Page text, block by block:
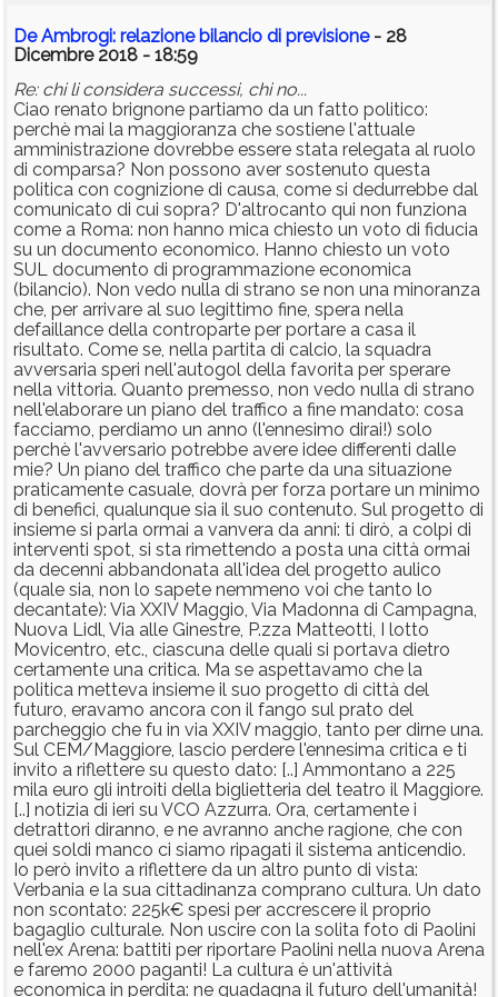
De Ambrogi: relazione bilancio di previsione- 28
Dicembre 2018 - 18:59
Re: chi li considera successi, chi no...
Ciao renato brignone partiamo da un fatto politico:
perchè mai la maggioranza che sostiene l'attuale
amministrazione dovrebbe essere stata relegata al ruolo
di comparsa? Non possono aver sostenuto questa
politica con cognizione di causa, come si dedurrebbe dal
comunicato di cui sopra? D'altrocanto qui non funziona
come a Roma: non hanno mica chiesto un voto di fiducia
su un documento economico. Hanno chiesto un voto
SUL documento di programmazione economica
(bilancio). Non vedo nulla di strano se non una minoranza
che, per arrivare al suo legittimo fine, spera nella
defaillance della controparte per portare a casa il
risultato. Come se, nella partita di calcio, la squadra
avversaria speri nell'autogol della favorita per sperare
nella vittoria. Quanto premesso, non vedo nulla di strano
nell'elaborare un piano del traffico a fine mandato: cosa
facciamo, perdiamo un anno (l'ennesimo dirai!) solo
perchè l'avversario potrebbe avere idee differenti dalle
mie? Un piano del traffico che parte da una situazione
praticamente casuale, dovrà per forza portare un minimo
di benefici, qualunque sia il suo contenuto. Sul progetto di
insieme si parla ormai a vanvera da anni: ti dirò, a colpi di
interventi spot, si sta rimettendo a posta una città ormai
da decenni abbandonata all'idea del progetto aulico
(quale sia, non lo sapete nemmeno voi che tanto lo
decantate): Via XXIV Maggio, Via Madonna di Campagna,
Nuova Lidl, Via alle Ginestre, P.zza Matteotti, I lotto
Movicentro, etc., ciascuna delle quali si portava dietro
certamente una critica. Ma se aspettavamo che la
politica metteva insieme il suo progetto di città del
futuro, eravamo ancora con il fango sul prato del
parcheggio che fu in via XXIV maggio, tanto per dirne una.
Sul CEM/Maggiore, lascio perdere l'ennesima critica e ti
invito a riflettere su questo dato: [..] Ammontano a 225
mila euro gli introiti della biglietteria del teatro il Maggiore.
[..] notizia di ieri su VCO Azzurra. Ora, certamente i
detrattori diranno, e ne avranno anche ragione, che con
quei soldi manco ci siamo ripagati il sistema anticendio.
Io però invito a riflettere da un altro punto di vista:
Verbania e la sua cittadinanza comprano cultura. Un dato
non scontato: 225k€ spesi per accrescere il proprio
bagaglio culturale. Non uscire con la solita foto di Paolini
nell'ex Arena: battiti per riportare Paolini nella nuova Arena
e faremo 2000 paganti! La cultura è un'attività
economica in perdita: ne guadagna il futuro dell'umanità!